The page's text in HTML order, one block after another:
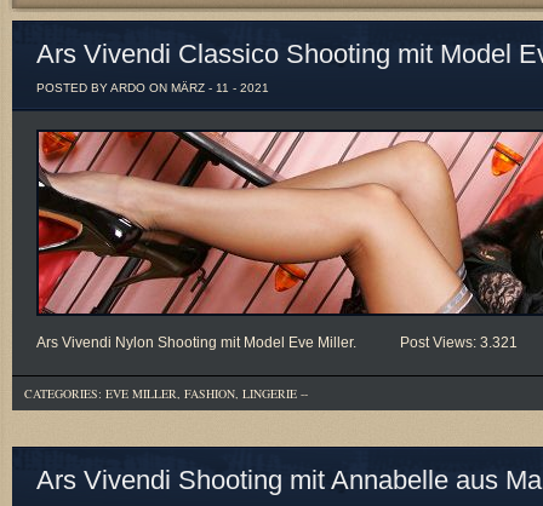
Ars Vivendi Classico Shooting mit Model
POSTED BY ARDO ON MÄRZ - 11 - 2021
Ars Vivendi Nylon Shooting mit Model Eve Miller. Post Views: 3.321
CATEGORIES: EVE MILLER, FASHION, LINGERIE --
Ars Vivendi Shooting mit Annabelle aus